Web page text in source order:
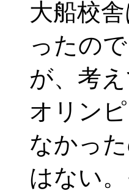
大船校
ったの
が、考
オリン
なかっ
はない